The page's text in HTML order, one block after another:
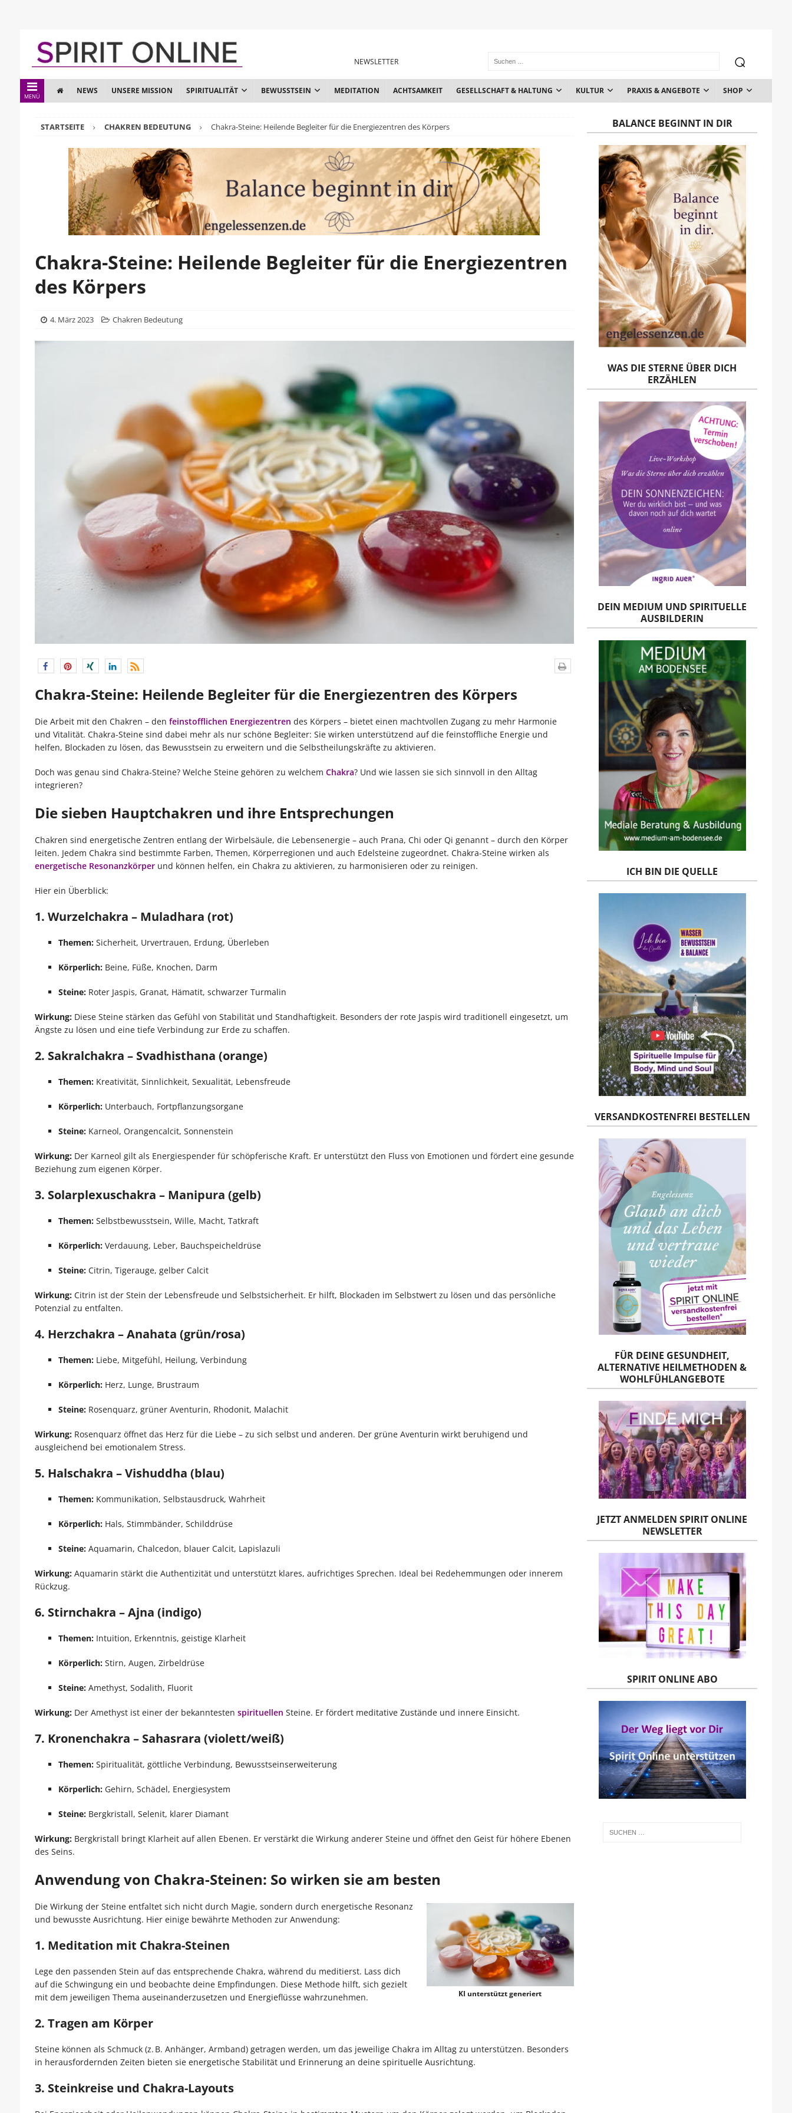
NEWSLETTER
MENÜ
NEWS UNSERE MISSION SPIRITUALITÄT BEWUSSTSEIN MEDITATION ACHTSAMKEIT GESELLSCHAFT & HALTUNG KULTUR PRAXIS & ANGEBOTE SHOP
STARTSEITE CHAKREN BEDEUTUNG Chakra-Steine: Heilende Begleiter für die Energiezentren des Körpers
Chakra-Steine: Heilende Begleiter für die Energiezentren
des Körpers
4. März 2023 Chakren Bedeutung
Chakra-Steine: Heilende Begleiter für die Energiezentren des Körpers
Die Arbeit mit den Chakren – den feinstofflichen Energiezentren des Körpers – bietet einen machtvollen Zugang zu mehr Harmonie
und Vitalität. Chakra-Steine sind dabei mehr als nur schöne Begleiter: Sie wirken unterstützend auf die feinstoffliche Energie und
helfen, Blockaden zu lösen, das Bewusstsein zu erweitern und die Selbstheilungskräfte zu aktivieren.
Doch was genau sind Chakra-Steine? Welche Steine gehören zu welchem Chakra? Und wie lassen sie sich sinnvoll in den Alltag
integrieren?
Die sieben Hauptchakren und ihre Entsprechungen
Chakren sind energetische Zentren entlang der Wirbelsäule, die Lebensenergie – auch Prana, Chi oder Qi genannt – durch den Körper
leiten. Jedem Chakra sind bestimmte Farben, Themen, Körperregionen und auch Edelsteine zugeordnet. Chakra-Steine wirken als
energetische Resonanzkörperund können helfen, ein Chakra zu aktivieren, zu harmonisieren oder zu reinigen.
Hier ein Überblick:
1. Wurzelchakra – Muladhara (rot)
Themen:Sicherheit, Urvertrauen, Erdung, Überleben
Körperlich:Beine, Füße, Knochen, Darm
Steine:Roter Jaspis, Granat, Hämatit, schwarzer Turmalin
Wirkung:Diese Steine stärken das Gefühl von Stabilität und Standhaftigkeit. Besonders der rote Jaspis wird traditionell eingesetzt, um
Ängste zu lösen und eine tiefe Verbindung zur Erde zu schaffen.
2. Sakralchakra – Svadhisthana (orange)
Themen:Kreativität, Sinnlichkeit, Sexualität, Lebensfreude
Körperlich:Unterbauch, Fortpflanzungsorgane
Steine:Karneol, Orangencalcit, Sonnenstein
Wirkung:Der Karneol gilt als Energiespender für schöpferische Kraft. Er unterstützt den Fluss von Emotionen und fördert eine gesunde
Beziehung zum eigenen Körper.
3. Solarplexuschakra – Manipura (gelb)
Themen:Selbstbewusstsein, Wille, Macht, Tatkraft
Körperlich:Verdauung, Leber, Bauchspeicheldrüse
Steine:Citrin, Tigerauge, gelber Calcit
Wirkung:Citrin ist der Stein der Lebensfreude und Selbstsicherheit. Er hilft, Blockaden im Selbstwert zu lösen und das persönliche
Potenzial zu entfalten.
4. Herzchakra – Anahata (grün/rosa)
Themen:Liebe, Mitgefühl, Heilung, Verbindung
Körperlich:Herz, Lunge, Brustraum
Steine:Rosenquarz, grüner Aventurin, Rhodonit, Malachit
Wirkung:Rosenquarz öffnet das Herz für die Liebe – zu sich selbst und anderen. Der grüne Aventurin wirkt beruhigend und
ausgleichend bei emotionalem Stress.
5. Halschakra – Vishuddha (blau)
Themen:Kommunikation, Selbstausdruck, Wahrheit
Körperlich:Hals, Stimmbänder, Schilddrüse
Steine:Aquamarin, Chalcedon, blauer Calcit, Lapislazuli
Wirkung:Aquamarin stärkt die Authentizität und unterstützt klares, aufrichtiges Sprechen. Ideal bei Redehemmungen oder innerem
Rückzug.
6. Stirnchakra – Ajna (indigo)
Themen:Intuition, Erkenntnis, geistige Klarheit
Körperlich:Stirn, Augen, Zirbeldrüse
Steine:Amethyst, Sodalith, Fluorit
Wirkung:Der Amethyst ist einer der bekanntesten spirituellen Steine. Er fördert meditative Zustände und innere Einsicht.
7. Kronenchakra – Sahasrara (violett/weiß)
Themen:Spiritualität, göttliche Verbindung, Bewusstseinserweiterung
Körperlich:Gehirn, Schädel, Energiesystem
Steine:Bergkristall, Selenit, klarer Diamant
Wirkung:Bergkristall bringt Klarheit auf allen Ebenen. Er verstärkt die Wirkung anderer Steine und öffnet den Geist für höhere Ebenen
des Seins.
Anwendung von Chakra-Steinen: So wirken sie am besten
KI unterstützt generiert
Die Wirkung der Steine entfaltet sich nicht durch Magie, sondern durch energetische Resonanz
und bewusste Ausrichtung. Hier einige bewährte Methoden zur Anwendung:
1. Meditation mit Chakra-Steinen
Lege den passenden Stein auf das entsprechende Chakra, während du meditierst. Lass dich
auf die Schwingung ein und beobachte deine Empfindungen. Diese Methode hilft, sich gezielt
mit dem jeweiligen Thema auseinanderzusetzen und Energieflüsse wahrzunehmen.
2. Tragen am Körper
Steine können als Schmuck (z. B. Anhänger, Armband) getragen werden, um das jeweilige Chakra im Alltag zu unterstützen. Besonders
in herausfordernden Zeiten bieten sie energetische Stabilität und Erinnerung an deine spirituelle Ausrichtung.
3. Steinkreise und Chakra-Layouts
BALANCE BEGINNT IN DIR
WAS DIE STERNE ÜBER DICH
ERZÄHLEN
DEIN MEDIUM UND SPIRITUELLE
AUSBILDERIN
ICH BIN DIE QUELLE
VERSANDKOSTENFREI BESTELLEN
FÜR DEINE GESUNDHEIT,
ALTERNATIVE HEILMETHODEN &
WOHLFÜHLANGEBOTE
JETZT ANMELDEN SPIRIT ONLINE
NEWSLETTER
SPIRIT ONLINE ABO